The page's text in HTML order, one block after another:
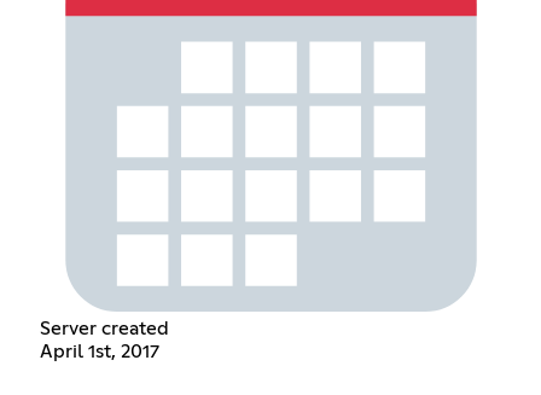
Server created
April 1st, 2017